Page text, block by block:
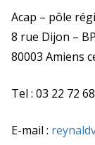
Acap – pôle
8 rue Dijon –
80003 Amiens
Tel : 03 22 72
E-mail :